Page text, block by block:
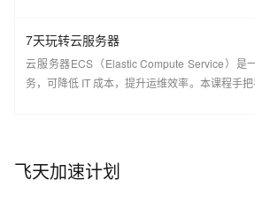
7天玩转云服务器
云服务器ECS（Elastic Compute Service）是
务，可降低 IT 成本，提升运维效率。本课程手把
本操作、动手实操快照管理、镜像
飞天加速计划